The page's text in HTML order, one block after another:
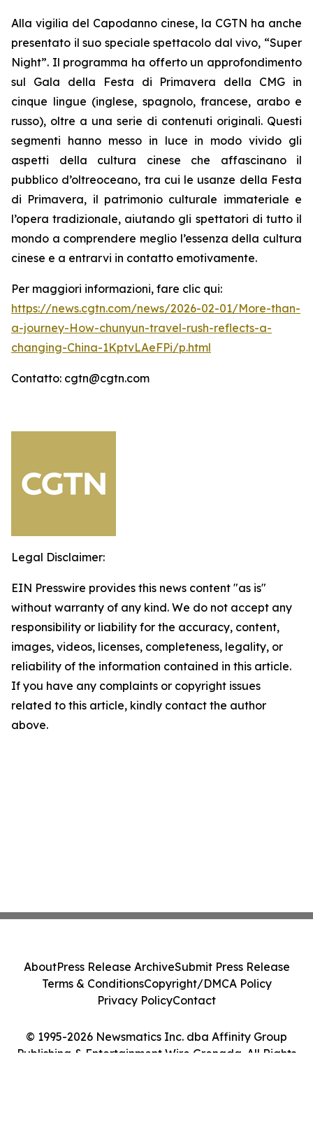
Alla vigilia del Capodanno cinese, la CGTN ha anche
presentato il suo speciale spettacolo dal vivo, “Super
Night”. Il programma ha offerto un approfondimento
sul Gala della Festa di Primavera della CMG in
cinque lingue (inglese, spagnolo, francese, arabo e
russo), oltre a una serie di contenuti originali. Questi
segmenti hanno messo in luce in modo vivido gli
aspetti della cultura cinese che affascinano il
pubblico d’oltreoceano, tra cui le usanze della Festa
di Primavera, il patrimonio culturale immateriale e
l’opera tradizionale, aiutando gli spettatori di tutto il
mondo a comprendere meglio l’essenza della cultura
cinese e a entrarvi in contatto emotivamente.
Per maggiori informazioni, fare clic qui:
https://news.cgtn.com/news/2026-02-01/More-than-
a-journey-How-chunyun-travel-rush-reflects-a-
changing-China-1KptvLAeFPi/p.html
Contatto: cgtn@cgtn.com
Legal Disclaimer:
EIN Presswire provides this news content "as is"
without warranty of any kind. We do not accept any
responsibility or liability for the accuracy, content,
images, videos, licenses, completeness, legality, or
reliability of the information contained in this article.
If you have any complaints or copyright issues
related to this article, kindly contact the author
above.
© 1995-2026 Newsmatics Inc. dba Affinity Group
Publishing & Entertainment Wire Grenada. All Rights
AboutPress Release ArchiveSubmit Press Release
Terms & ConditionsCopyright/DMCA Policy
Privacy PolicyContact